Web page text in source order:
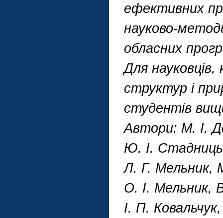
ефективних
науково-
обласних
Для науковців,
структур і
студентів
Автори: М. І.
Ю. І.
Л. Г. Мельник,
О. І. Мельник,
І. П.